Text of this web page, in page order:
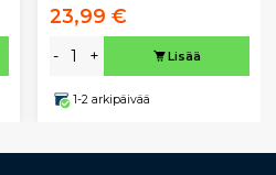
23,99 €
- + Lisää
1-2 arkipäivää